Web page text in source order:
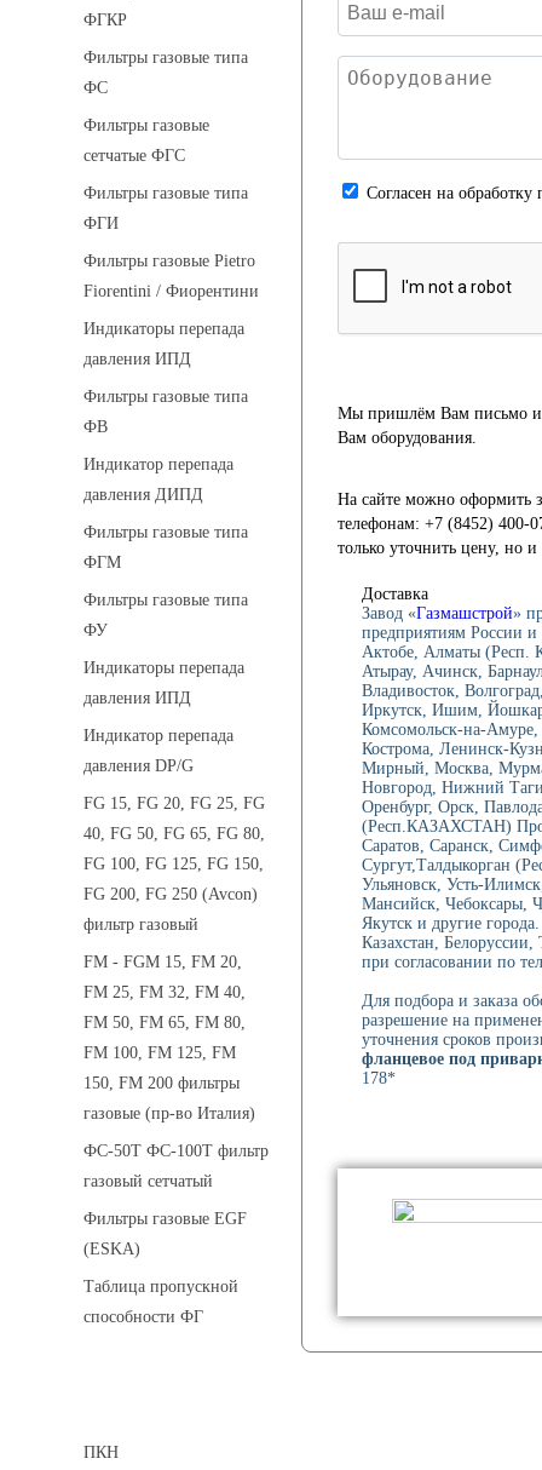
ФГКР
Фильтры газовые типа
ФС
Фильтры газовые
сетчатые ФГС
Фильтры газовые типа
ФГИ
Фильтры газовые Pietro
Fiorentini / Фиорентини
Индикаторы перепада
давления ИПД
Фильтры газовые типа
ФВ
Индикатор перепада
давления ДИПД
Фильтры газовые типа
ФГМ
Фильтры газовые типа
ФУ
Индикаторы перепада
давления ИПД
Индикатор перепада
давления DP/G
FG 15, FG 20, FG 25, FG
40, FG 50, FG 65, FG 80,
FG 100, FG 125, FG 150,
FG 200, FG 250 (Avcon)
фильтр газовый
FM - FGM 15, FM 20,
FM 25, FM 32, FM 40,
FM 50, FM 65, FM 80,
FM 100, FM 125, FM
150, FM 200 фильтры
газовые (пр-во Италия)
ФС-50Т ФС-100Т фильтр
газовый сетчатый
Фильтры газовые EGF
(ESKA)
Таблица пропускной
способности ФГ
ПКН
Cогласен на
Мы пришлём Вам письмо и
Вам оборудования.
На сайте можно оформить
телефонам: +7 (8452) 400-
только уточнить цену, но
Доставка
Завод «Газмашстрой»
предприятиям России
Актобе, Алматы (Респ.
Атырау, Ачинск,
Владивосток,
Иркутск, Ишим,
Комсомольск-на-
Кострома, Ленинск-
Мирный, Москва,
Новгород, Нижний
Оренбург, Орск,
(Респ.КАЗАХСТАН)
Саратов, Саранск,
Сургут,Талдыкорган
Ульяновск, Усть-
Мансийск, Чебоксары,
Якутск и другие
Казахстан,
при согласовании по
Для подбора и заказа
разрешение на
уточнения сроков
фланцевое под
178*